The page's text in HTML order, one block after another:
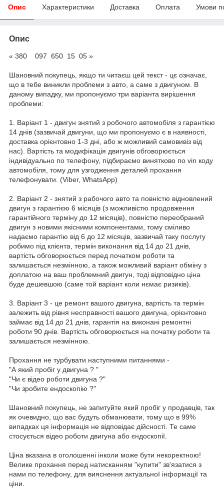
Опис Характеристики Доставка Оплата Умови
Опис
« 380 097 650 15 05 »
Шановний покупець, якщо ти читаєш цей текст - цє означає,
що в тебе виникли проблеми з авто, а саме з двигуном. В
даному випадку, ми пропонуємо три варіанта вирішення
проблеми:
1. Варіант 1 - двигун знятий з робочого автомобіля з гарантією
14 днів (зазвичай двигуни, що ми пропонуємо є в наявності,
доставка орієнтовно 1-3 дні, або ж можливий самовивіз від
нас). Вартість та модифікація двигунів обговорюється
індивідуально по телефону, підбираємо винятково по vin коду
автомобіля, тому для узгодження деталей прохання
телефонувати. (Viber, WhatsApp)
2. Варіант 2 - знятий з рабочого авто та повністю відновлений
двигун з гарантією 6 місяців (з можливістю продовження
гарантійного терміну до 12 місяців), повністю переобраний
двигун з новими якісними компонентами, тому сміливо
надаємо гарантію від 6 до 12 місяців, зазвичай таку послугу
робимо під клієнта, термін виконання від 14 до 21 днів,
вартість обговорюється перед початком роботи та
залишається незмінною, а також можливий варіант обміну з
доплатою на ваш проблемний двигун, тоді відповідно ціна
буде дешевшою (саме той варіант коли нємає ризиків).
3. Варіант 3 - це ремонт вашого двигуна, вартість та термін
залежить від рівня несправності вашого двигуна, орієнтовно
займає від 14 до 21 днів, гарантія на виконані ремонтні
роботи 90 днів. Вартість обговорюється на початку роботи та
залишається незмінною.
Прохання не турбувати наступними питаннями -
"А який пробіг у двигуна ? "
"Чи є відео роботи двигуна ?"
"Чи зробите ендоскопію ?"
Шановний покупець, не запитуйте який пробіг у продавців, так
як очевидно, що вас будуть обманювати, тому що в 99%
випадках ця інформація не відповідає дійсності. Те саме
стосується відео роботи двигуна або єндоскопії.
Ціна вказана в оголошенні інколи може бути некоректною!
Велике прохання перед натисканням "купити" зв'язатися з
нами по телефону, для вияснення актуальної інформації та
ціни.